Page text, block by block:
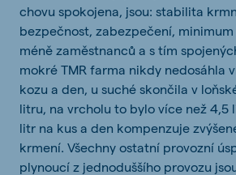
chovu spokojena, jsou: stabilita
bezpečnost, zabezpečení,
méně zaměstnanců a s tím
mokré TMR farma nikdy nedosáhla
kozu a den, u suché skončila v
litru, na vrcholu to bylo více než 4,5
litr na kus a den kompenzuje
krmení. Všechny ostatní provozní
plynoucí z jednoduššího provozu